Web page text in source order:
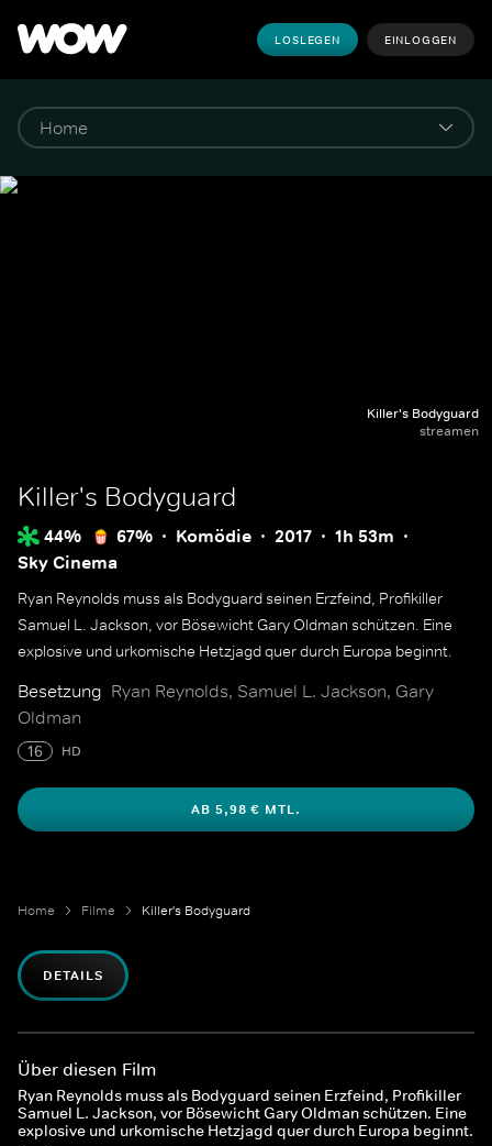
LOSLEGEN EINLOGGEN
Killer's Bodyguard
streamen
Killer's Bodyguard
44% 67% Komödie 2017
1h 53m
Sky Cinema
Ryan Reynolds muss als Bodyguard seinen Erzfeind, Profikiller
Samuel L. Jackson, vor Bösewicht Gary Oldman schützen. Eine
explosive und urkomische Hetzjagd quer durch Europa beginnt.
Besetzung Ryan Reynolds, Samuel L. Jackson, Gary
Oldman
16 HD
AB 5,98 € MTL.
Home Filme Killer's Bodyguard
DETAILS
Über diesen Film
Ryan Reynolds muss als Bodyguard seinen Erzfeind, Profikiller
Samuel L. Jackson, vor Bösewicht Gary Oldman schützen. Eine
explosive und urkomische Hetzjagd quer durch Europa beginnt.